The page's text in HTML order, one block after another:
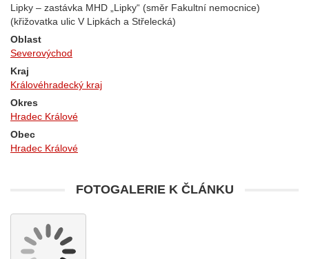
Lipky – zastávka MHD „Lipky“ (směr Fakultní nemocnice)
(křižovatka ulic V Lipkách a Střelecká)
Oblast
Severovýchod
Kraj
Královéhradecký kraj
Okres
Hradec Králové
Obec
Hradec Králové
FOTOGALERIE K ČLÁNKU